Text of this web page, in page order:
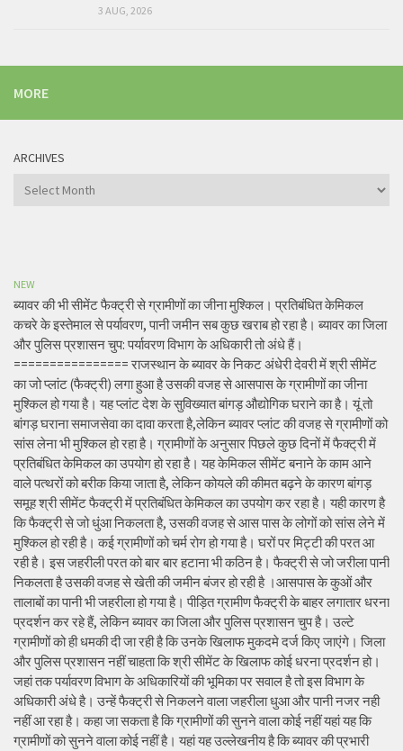
3 AUG, 2026
MORE
ARCHIVES
Archives
NEW
ब्यावर की भी सीमेंट फैक्ट्री से ग्रामीणों का जीना मुश्किल। प्रतिबंधित केमिकल
कचरे के इस्तेमाल से पर्यावरण, पानी जमीन सब कुछ खराब हो रहा है। ब्यावर का जिला
और पुलिस प्रशासन चुप: पर्यावरण विभाग के अधिकारी तो अंधे हैं।
================ राजस्थान के ब्यावर के निकट अंधेरी देवरी में श्री सीमेंट
का जो प्लांट (फैक्ट्री) लगा हुआ है उसकी वजह से आसपास के ग्रामीणों का जीना
मुश्किल हो गया है। यह प्लांट देश के सुविख्यात बांगड़ औद्योगिक घराने का है। यूं तो
बांगड़ घराना समाजसेवा का दावा करता है,लेकिन ब्यावर प्लांट की वजह से ग्रामीणों को
सांस लेना भी मुश्किल हो रहा है। ग्रामीणों के अनुसार पिछले कुछ दिनों में फैक्ट्री में
प्रतिबंधित केमिकल का उपयोग हो रहा है। यह केमिकल सीमेंट बनाने के काम आने
वाले पत्थरों को बरीक किया जाता है, लेकिन कोयले की कीमत बढ़ने के कारण बांगड़
समूह श्री सीमेंट फैक्ट्री में प्रतिबंधित केमिकल का उपयोग कर रहा है। यही कारण है
कि फैक्ट्री से जो धुंआ निकलता है, उसकी वजह से आस पास के लोगों को सांस लेने में
मुश्किल हो रही है। कई ग्रामीणों को चर्म रोग हो गया है। घरों पर मिट्टी की परत आ
रही है। इस जहरीली परत को बार बार हटाना भी कठिन है। फैक्ट्री से जो जरीला पानी
निकलता है उसकी वजह से खेती की जमीन बंजर हो रही है ।आसपास के कुओं और
तालाबों का पानी भी जहरीला हो गया है। पीड़ित ग्रामीण फैक्ट्री के बाहर लगातार धरना
प्रदर्शन कर रहे हैं, लेकिन ब्यावर का जिला और पुलिस प्रशासन चुप है। उल्टे
ग्रामीणों को ही धमकी दी जा रही है कि उनके खिलाफ मुकदमे दर्ज किए जाएंगे। जिला
और पुलिस प्रशासन नहीं चाहता कि श्री सीमेंट के खिलाफ कोई धरना प्रदर्शन हो।
जहां तक पर्यावरण विभाग के अधिकारियों की भूमिका पर सवाल है तो इस विभाग के
अधिकारी अंधे है। उन्हें फैक्ट्री से निकलने वाला जहरीला धुआ और पानी नजर नही
नहीं आ रहा है। कहा जा सकता है कि ग्रामीणों की सुनने वाला कोई नहीं यहां यह कि
ग्रामीणों को सुनने वाला कोई नहीं है। यहां यह उल्लेखनीय है कि ब्यावर की प्रभारी